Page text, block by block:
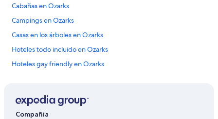
Cabañas en Ozarks
Campings en Ozarks
Casas en los árboles en Ozarks
Hoteles todo incluido en Ozarks
Hoteles gay friendly en Ozarks
Compañía